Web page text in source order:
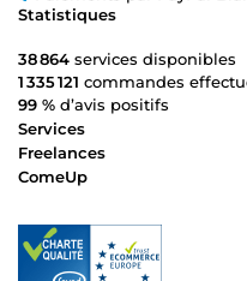
Statistiques
38 864 services disponibles
1 335 121 commandes
99 % d’avis positifs
Services
Freelances
ComeUp